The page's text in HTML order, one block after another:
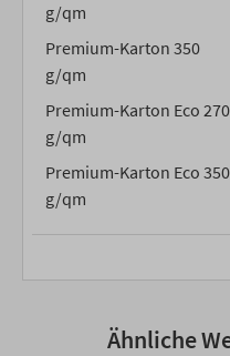
g/qm
Premium-Karton 350
g/qm
Premium-Karton Eco 270
g/qm
Premium-Karton Eco 350
g/qm
Ähnliche